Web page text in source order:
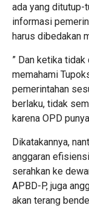
ada yang
informasi
harus dibedakan
” Dan ketika
memahami
pemerintahan
berlaku, tidak
karena OPD
Dikatakannya,
anggaran
serahkan ke
APBD-P, juga
akan terang